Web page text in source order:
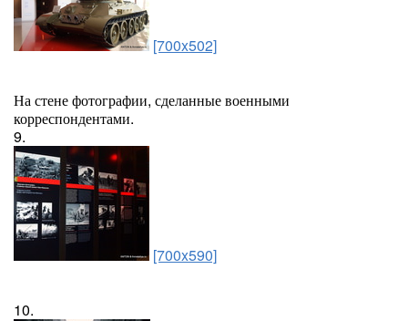
[700x502]
На стене фотографии, сделанные военными
корреспондентами.
9.
[700x590]
10.